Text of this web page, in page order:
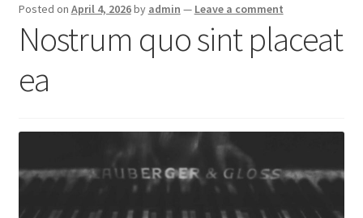
Checkout
Posted on April 4, 2026by admin — Leave a comment
Nostrum quo sint placeat
ea